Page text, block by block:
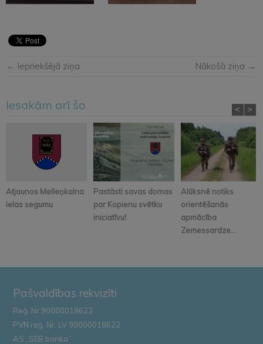
← Iepriekšējā ziņa Nākošā ziņa →
Iesakām arī šo
Atjaunos Melleņkalna
ielas segumu
Pastāsti savas domas
par Kopienu svētku
iniciatīvu!
Alūksnē notiks
orientēšanās
apmācība
Zemessardze...
< >
Pašvaldības rekvizīti
Reģ. Nr.90000018622
PVN reģ. Nr. LV 90000018622
AS „SEB banka”